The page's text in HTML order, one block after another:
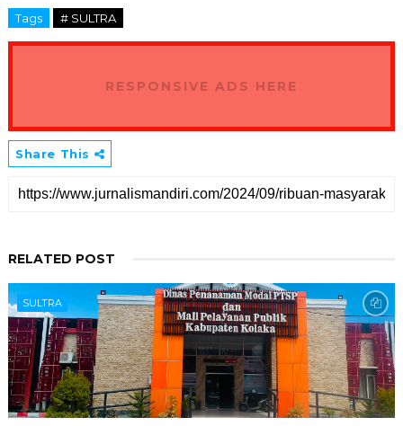
Tags # SULTRA
RESPONSIVE ADS HERE
Share This
RELATED POST
SULTRA